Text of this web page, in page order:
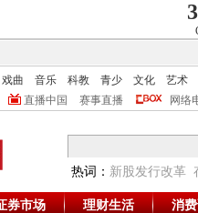
戏曲 音乐 科教 青少 文化
艺术
直播中国 赛事直播 网络
热词： 新股发行改革
券市场 理财生活 消